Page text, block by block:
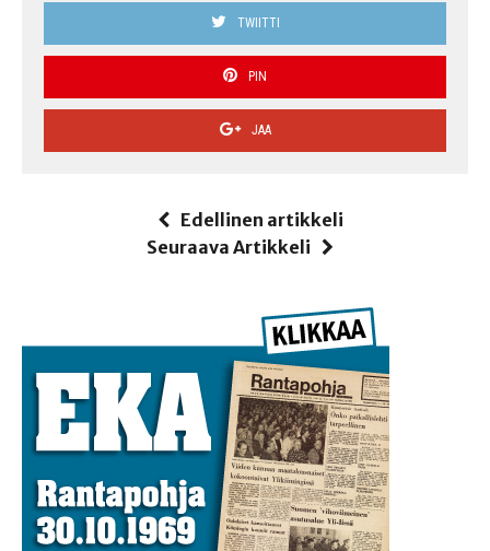
TWIITTI
PIN
JAA
Edellinen artikkeli
Seuraava Artikkeli